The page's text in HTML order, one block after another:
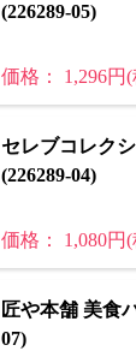
(226289-05)
価格： 1,296円
セレブコレク
(226289-04)
価格： 1,080円
匠や本舗 美食
07)